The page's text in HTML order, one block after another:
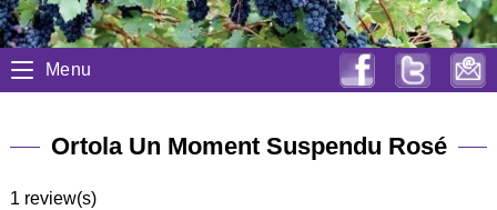
Menu
Ortola Un Moment Suspendu Rosé
1 review(s)